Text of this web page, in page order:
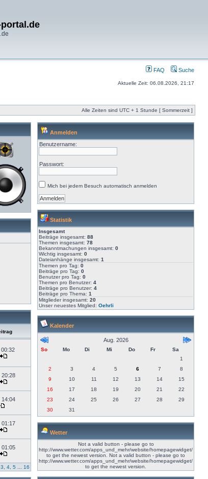
FAQ Suche
Aktuelle Zeit: 06.08.2026, 21:17
Alle Zeiten sind UTC + 1 Stunde [ Sommerzeit ]
00:32
20:28
14:04
01:17
01:05
3 4 5 16
Anmelden
Benutzername:
Passwort:
Mich bei jedem Besuch automatisch anmelden
Statistik
Insgesamt
Beiträge insgesamt: 88
Themen insgesamt: 78
Bekanntmachungen insgesamt: 0
Wichtig insgesamt: 0
Dateianhänge insgesamt: 1
Themen pro Tag: 0
Beiträge pro Tag: 0
Benutzer pro Tag: 0
Themen pro Benutzer: 4
Beiträge pro Benutzer: 4
Beiträge pro Thema: 1
Mitglieder insgesamt: 20
Unser neuestes Mitglied: Oehrli
Kalender
Aug. 2026
So Mo Di Mi Do Fr
Sa
1
2
3 4 5 6 7
8
9
10 11 12 13 14
15
16
17 18 19 20 21
22
23
24 25 26 27 28
29
30
31
Wetter
Not a valid button - please go to
http://www.wetter.com/apps_und_mehr/website/homepagewidget/
to get the newest version. Not a valid button - please go to
http://www.wetter.com/apps_und_mehr/website/homepagewidget/
to get the newest version.